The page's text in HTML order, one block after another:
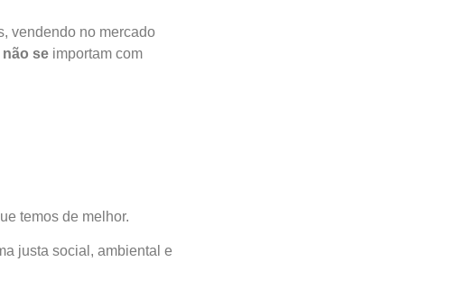
vendendo no mercado
não se importam com
temos de melhor.
justa social, ambiental e